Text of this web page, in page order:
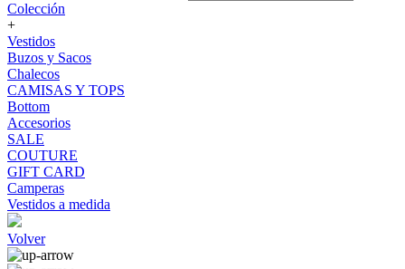
Colección
+
Vestidos
Buzos y Sacos
Chalecos
CAMISAS Y TOPS
Bottom
Accesorios
SALE
COUTURE
GIFT CARD
Camperas
Vestidos a medida
Volver